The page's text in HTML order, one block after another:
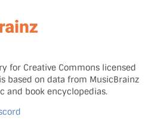
for Creative Commons licensed
based on data from MusicBrainz
and book encyclopedias.